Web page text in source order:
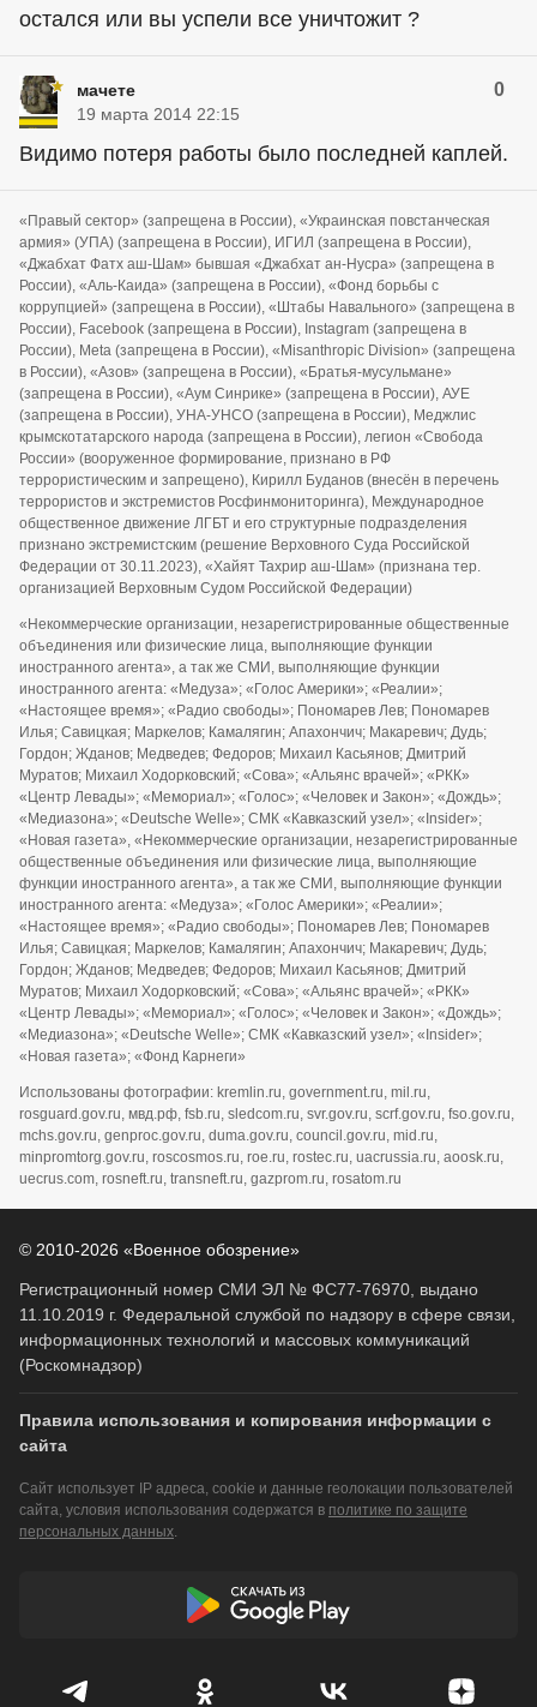
остался или вы успели все уничтожит ?
мачете 0
19 марта 2014 22:15
Видимо потеря работы было последней каплей.
«Правый сектор» (запрещена в России), «Украинская повстанческая
армия» (УПА) (запрещена в России), ИГИЛ (запрещена в России),
«Джабхат Фатх аш-Шам» бывшая «Джабхат ан-Нусра» (запрещена в
России), «Аль-Каида» (запрещена в России), «Фонд борьбы с
коррупцией» (запрещена в России), «Штабы Навального» (запрещена в
России), Facebook (запрещена в России), Instagram (запрещена в
России), Meta (запрещена в России), «Misanthropic Division» (запрещена
в России), «Азов» (запрещена в России), «Братья-мусульмане»
(запрещена в России), «Аум Синрике» (запрещена в России), АУЕ
(запрещена в России), УНА-УНСО (запрещена в России), Меджлис
крымскотатарского народа (запрещена в России), легион «Свобода
России» (вооруженное формирование, признано в РФ
террористическим и запрещено), Кирилл Буданов (внесён в перечень
террористов и экстремистов Росфинмониторинга), Международное
общественное движение ЛГБТ и его структурные подразделения
признано экстремистским (решение Верховного Суда Российской
Федерации от 30.11.2023), «Хайят Тахрир аш-Шам» (признана тер.
организацией Верховным Судом Российской Федерации)
«Некоммерческие организации, незарегистрированные общественные
объединения или физические лица, выполняющие функции
иностранного агента», а так же СМИ, выполняющие функции
иностранного агента: «Медуза»; «Голос Америки»; «Реалии»;
«Настоящее время»; «Радио свободы»; Пономарев Лев; Пономарев
Илья; Савицкая; Маркелов; Камалягин; Апахончич; Макаревич; Дудь;
Гордон; Жданов; Медведев; Федоров; Михаил Касьянов; Дмитрий
Муратов; Михаил Ходорковский; «Сова»; «Альянс врачей»; «РКК»
«Центр Левады»; «Мемориал»; «Голос»; «Человек и Закон»; «Дождь»;
«Медиазона»; «Deutsche Welle»; СМК «Кавказский узел»; «Insider»;
«Новая газета», «Некоммерческие организации, незарегистрированные
общественные объединения или физические лица, выполняющие
функции иностранного агента», а так же СМИ, выполняющие функции
иностранного агента: «Медуза»; «Голос Америки»; «Реалии»;
«Настоящее время»; «Радио свободы»; Пономарев Лев; Пономарев
Илья; Савицкая; Маркелов; Камалягин; Апахончич; Макаревич; Дудь;
Гордон; Жданов; Медведев; Федоров; Михаил Касьянов; Дмитрий
Муратов; Михаил Ходорковский; «Сова»; «Альянс врачей»; «РКК»
«Центр Левады»; «Мемориал»; «Голос»; «Человек и Закон»; «Дождь»;
«Медиазона»; «Deutsche Welle»; СМК «Кавказский узел»; «Insider»;
«Новая газета»; «Фонд Карнеги»
Использованы фотографии: kremlin.ru, government.ru, mil.ru,
rosguard.gov.ru, мвд.рф, fsb.ru, sledcom.ru, svr.gov.ru, scrf.gov.ru, fso.gov.ru,
mchs.gov.ru, genproc.gov.ru, duma.gov.ru, council.gov.ru, mid.ru,
minpromtorg.gov.ru, roscosmos.ru, roe.ru, rostec.ru, uacrussia.ru, aoosk.ru,
uecrus.com, rosneft.ru, transneft.ru, gazprom.ru, rosatom.ru
© 2010-2026 «Военное обозрение»
Регистрационный номер СМИ ЭЛ № ФС77-76970, выдано
11.10.2019 г. Федеральной службой по надзору в сфере связи,
информационных технологий и массовых коммуникаций
(Роскомнадзор)
Правила использования и копирования информации с
сайта
Сайт использует IP адреса, cookie и данные геолокации пользователей
сайта, условия использования содержатся в политике по защите
персональных данных.